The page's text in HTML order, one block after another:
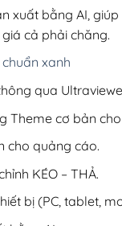
xuất bằng AI, giúp
cả phải chăng.
xanh
qua
Theme cơ bản
cho quảng cáo.
KÉO – THẢ.
bị (PC, tablet,